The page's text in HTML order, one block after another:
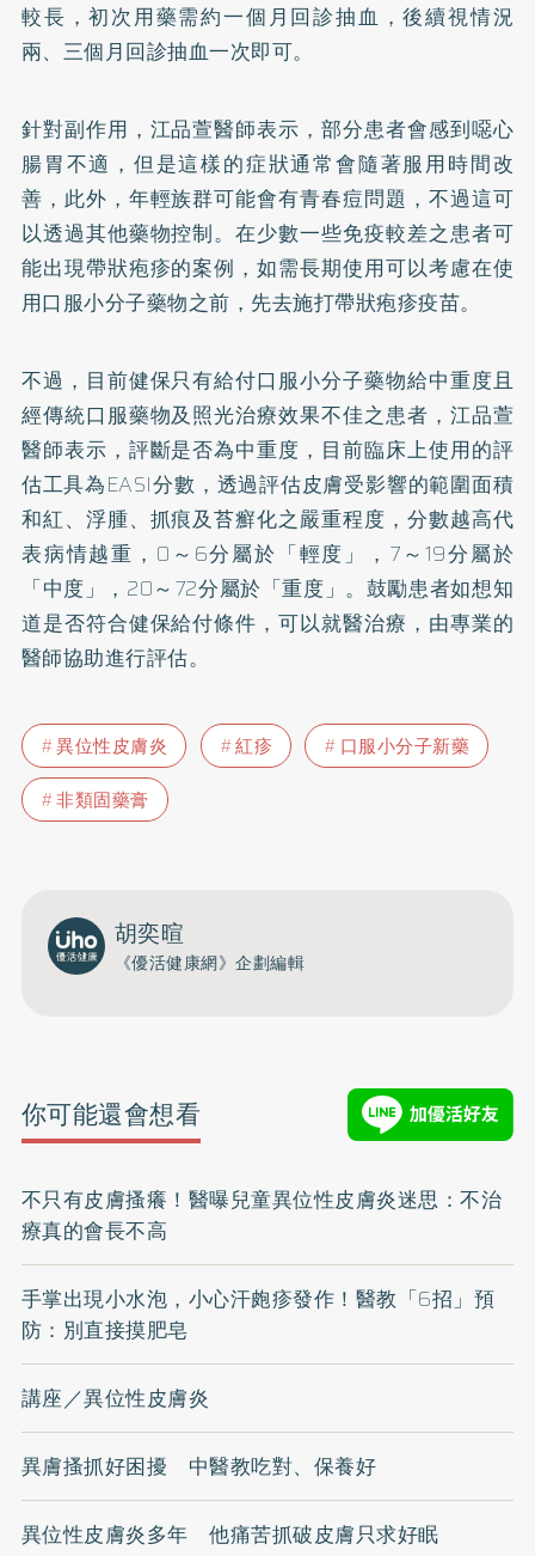
較長，初次用藥需約一個月回診抽血，後續視情況
兩、三個月回診抽血一次即可。
針對副作用，江品萱醫師表示，部分患者會感到噁心
腸胃不適，但是這樣的症狀通常會隨著服用時間改
善，此外，年輕族群可能會有青春痘問題，不過這可
以透過其他藥物控制。在少數一些免疫較差之患者可
能出現帶狀疱疹的案例，如需長期使用可以考慮在使
用口服小分子藥物之前，先去施打帶狀疱疹疫苗。
不過，目前健保只有給付口服小分子藥物給中重度且
經傳統口服藥物及照光治療效果不佳之患者，江品萱
醫師表示，評斷是否為中重度，目前臨床上使用的評
估工具為EASI分數，透過評估皮膚受影響的範圍面積
和紅、浮腫、抓痕及苔癬化之嚴重程度，分數越高代
表病情越重，0～6分屬於「輕度」，7～19分屬於
「中度」，20～72分屬於「重度」。鼓勵患者如想知
道是否符合健保給付條件，可以就醫治療，由專業的
醫師協助進行評估。
異位性皮膚炎 紅疹
口服小分子新藥
非類固藥膏
胡奕暄
《優活健康網》企劃編輯
你可能還會想看
不只有皮膚搔癢！醫曝兒童異位性皮膚炎迷思：不治
療真的會長不高
手掌出現小水泡，小心汗皰疹發作！醫教「6招」預
防：別直接摸肥皂
講座／異位性皮膚炎
異膚搔抓好困擾 中醫教吃對、保養好
異位性皮膚炎多年 他痛苦抓破皮膚只求好眠